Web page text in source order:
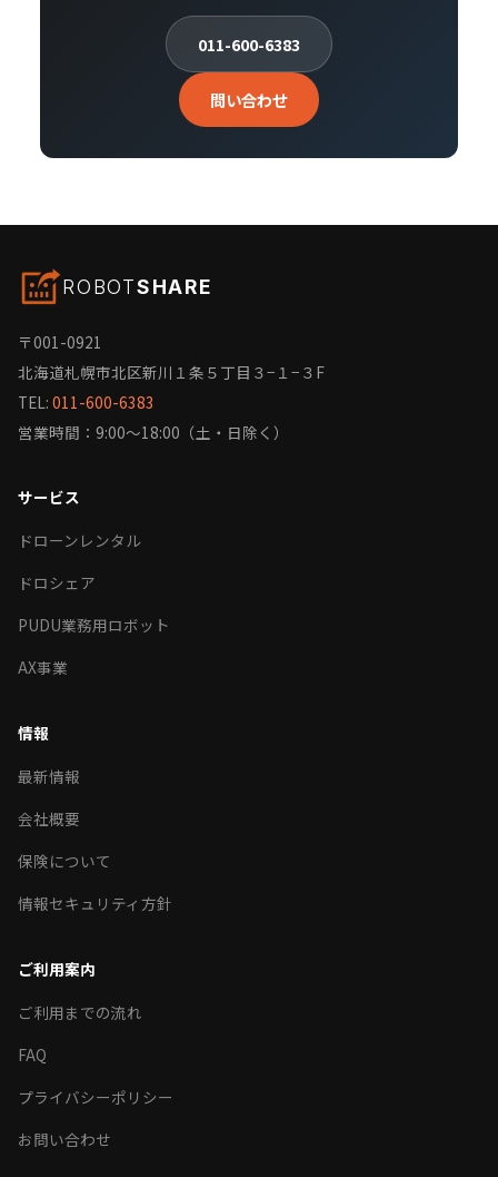
011-600-6383
問い合わせ
ROBOTSHARE
〒001-0921
北海道札幌市北区新川１条５丁目３−１−３F
TEL: 011-600-6383
営業時間：9:00〜18:00（土・日除く）
サービス
ドローンレンタル
ドロシェア
PUDU業務用ロボット
AX事業
情報
最新情報
会社概要
保険について
情報セキュリティ方針
ご利用案内
ご利用までの流れ
FAQ
プライバシーポリシー
お問い合わせ